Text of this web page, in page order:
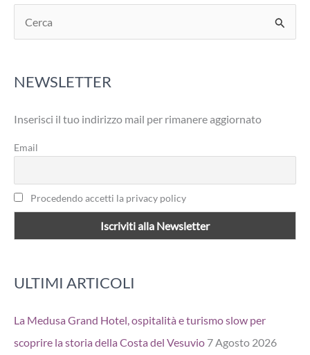
e
c
:
NEWSLETTER
Inserisci il tuo indirizzo mail per rimanere aggiornato
Email
Procedendo accetti la privacy policy
ULTIMI ARTICOLI
La Medusa Grand Hotel, ospitalità e turismo slow per
scoprire la storia della Costa del Vesuvio 7 Agosto 2026